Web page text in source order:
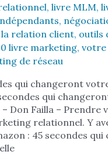
, livre MLM,
,
relation client, outils
livre marketing, votre
de réseau
qui changeront
qui
Don Failla – Prendre
relationnel. Y
: 45 secondes